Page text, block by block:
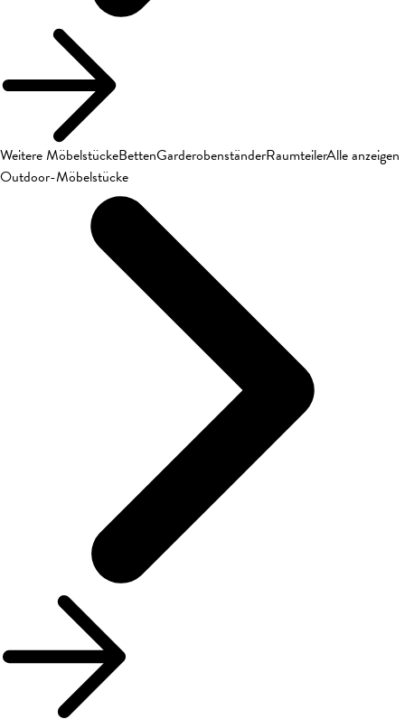
Weitere MöbelstückeBettenGarderobenständerRaumteilerAlle anzeigen
Outdoor-Möbelstücke